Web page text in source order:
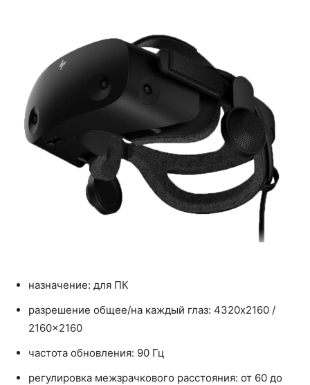
назначение: для ПК
разрешение общее/на каждый глаз: 4320x2160 /
2160x2160
частота обновления: 90 Гц
регулировка межзрачкового расстояния: от 60 до